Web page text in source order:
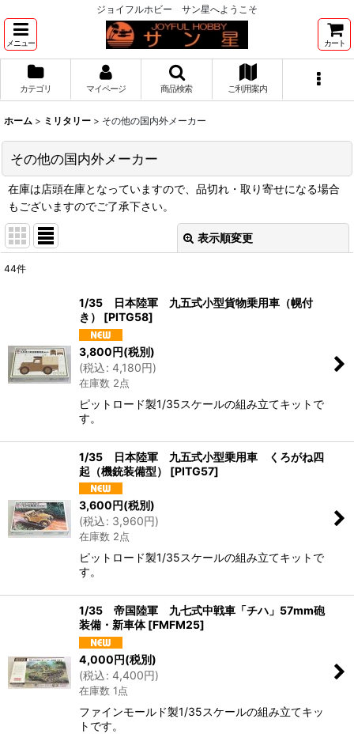
ジョイフルホビー サン星へようこそ
メニュー カート
カテゴリ マイページ 商品検索 ご利用案内
ホーム > ミリタリー > その他の国内外メーカー
その他の国内外メーカー
在庫は店頭在庫となっていますので、品切れ・取り寄せになる場合
もございますのでご了承下さい。
表示順変更
絞り込む
44件
1/35 日本陸軍 九五式小型貨物乗用車（幌付
き）
[PITG58]
3,800円(税別)
(税込: 4,180円)
在庫数 2点
ピットロード製1/35スケールの組み立てキットで
す。
1/35 日本陸軍 九五式小型乗用車 くろがね四
起（機銃装備型）
[PITG57]
3,600円(税別)
(税込: 3,960円)
在庫数 2点
ピットロード製1/35スケールの組み立てキットで
す。
1/35 帝国陸軍 九七式中戦車「チハ」57mm砲
装備・新車体 [FMFM25]
4,000円(税別)
(税込: 4,400円)
在庫数 1点
ファインモールド製1/35スケールの組み立てキッ
トです。